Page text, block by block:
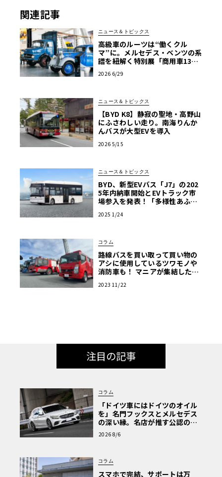
関連記事
ニュース＆トピックス
高級車のルーツは“働くクル
マ”に。メルセデス・ベンツの系
譜を紐解く特別展「商用車130
2026 6/29
ニュース＆トピックス
【BYD K8】静寂の聖地・高野山
にふさわしい走り。南海りんか
んバスが大型EVを導入
2026 5/15
ニュース＆トピックス
BYD、新型EVバス「J7」の202
5年内納車開始とEVトラック市
場参入を発表！「多様性あふれ
2025 1/24
コラム
路線バスを買い取って買い物の
アシに使用しているツワモノや
消防車も！ マニアが集結した商
2023 11/22
注目の記事
コラム
「ドイツ車にはドイツのオイル
を」名門フックスとメルセデス
の深い縁。名店が推す公認の安
心と、Cクラスで味わうシルキー
な走り〈PR〉
2026 8/6
コラム
スマホで完結、サポートは万